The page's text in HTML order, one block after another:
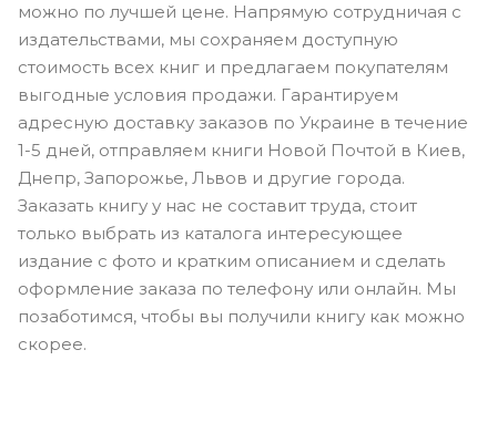
можно по лучшей цене. Напрямую сотрудничая с
издательствами, мы сохраняем доступную
стоимость всех книг и предлагаем покупателям
выгодные условия продажи. Гарантируем
адресную доставку заказов по Украине в течение
1-5 дней, отправляем книги Новой Почтой в Киев,
Днепр, Запорожье, Львов и другие города.
Заказать книгу у нас не составит труда, стоит
только выбрать из каталога интересующее
издание с фото и кратким описанием и сделать
оформление заказа по телефону или онлайн. Мы
позаботимся, чтобы вы получили книгу как можно
скорее.